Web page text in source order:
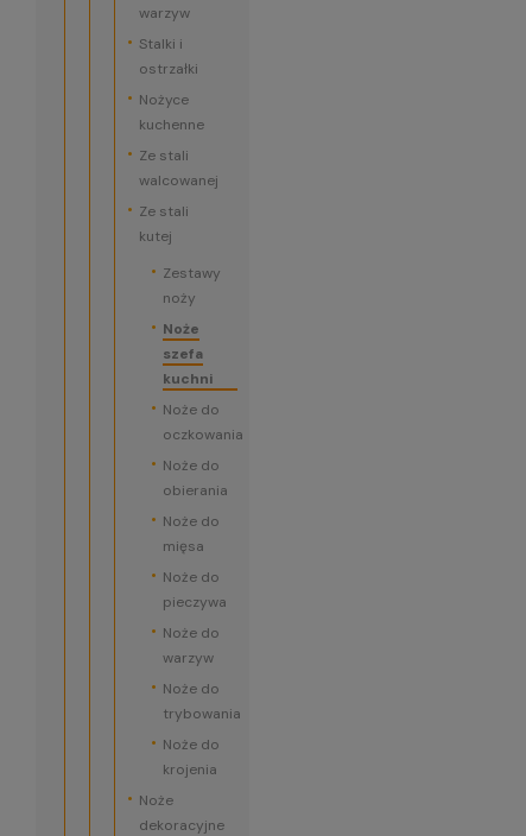
warzyw
Stalki i
ostrzałki
Nożyce
kuchenne
Ze stali
walcowanej
Ze stali
kutej
Zestawy
noży
Noże
szefa
kuchni
Noże do
oczkowania
Noże do
obierania
Noże do
mięsa
Noże do
pieczywa
Noże do
warzyw
Noże do
trybowania
Noże do
krojenia
Noże
dekoracyjne